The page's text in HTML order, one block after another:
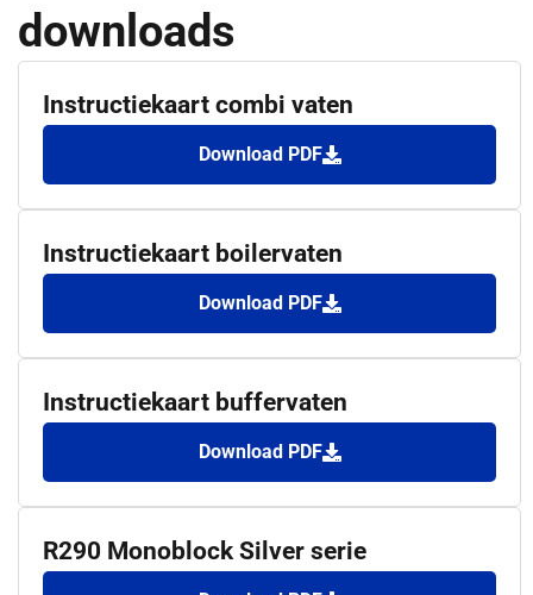
downloads
Instructiekaart combi vaten
Download PDF
Instructiekaart boilervaten
Download PDF
Instructiekaart buffervaten
Download PDF
R290 Monoblock Silver serie